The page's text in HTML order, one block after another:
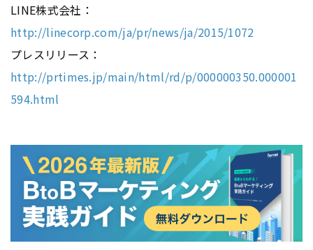
LINE株式会社：
http://linecorp.com/ja/pr/news/ja/2015/1072
プレスリリース：
http://prtimes.jp/main/html/rd/p/000000350.000001
594.html